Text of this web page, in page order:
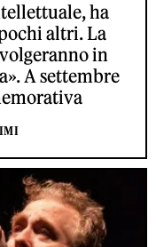
ha
altri. La
in
A settembre